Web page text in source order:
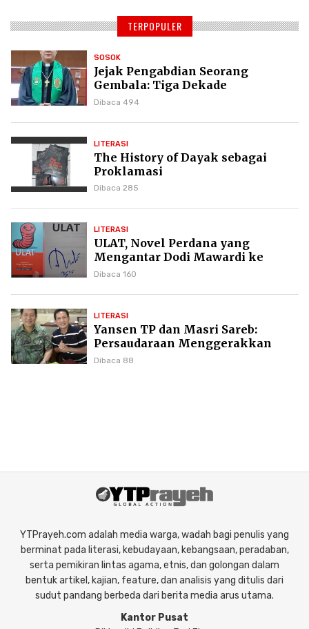
TERPOPULER
SOSOK
Jejak Pengabdian Seorang
Gembala: Tiga Dekade
Kepemimpinan Pdt. Dr. Yulius
Dibaca 494
LITERASI
The History of Dayak sebagai
Proklamasi
Dibaca 285
LITERASI
ULAT, Novel Perdana yang
Mengantar Dodi Mawardi ke
Puncak Karier Kepenulisan
Dibaca 160
LITERASI
Yansen TP dan Masri Sareb:
Persaudaraan Menggerakkan
Literasi Borneo
Dibaca 88
YTPrayeh.com adalah media warga, wadah bagi penulis yang
berminat pada literasi, kebudayaan, kebangsaan, peradaban,
serta pemikiran lintas agama, etnis, dan golongan dalam
bentuk artikel, kajian, feature, dan analisis yang ditulis dari
sudut pandang berbeda dari berita media arus utama.
Kantor Pusat